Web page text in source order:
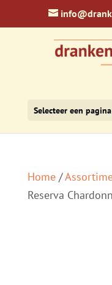
Selecteer een pagina
Home/
Reserva